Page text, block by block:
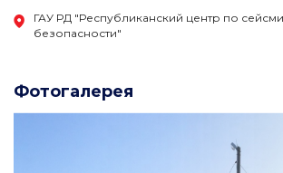
+7 963 410-47-17
ГАУ РД "Республиканский центр по
безопасности"
Фотогалерея